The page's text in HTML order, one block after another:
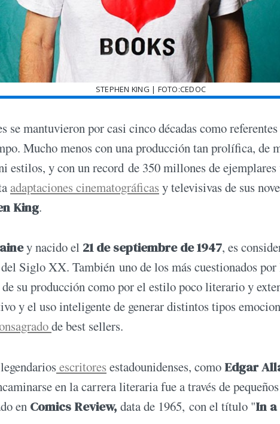
STEPHEN KING | FOTO:CEDOC
se mantuvieron por casi cinco décadas como
Mucho menos con una producción tan prolífica, de
estilos, y con un record de 350 millones de ejemplares
adaptaciones cinematográficas y televisivas de sus
King.
y nacido el 21 de septiembre de 1947, es
Siglo XX. También uno de los más cuestionados
su producción como por el estilo poco literario y
y el uso inteligente de generar distintos tipos
de best sellers.
escritores estadounidenses, como Edgar
en la carrera literaria fue a través de
en Comics Review, data de 1965, con el título "In